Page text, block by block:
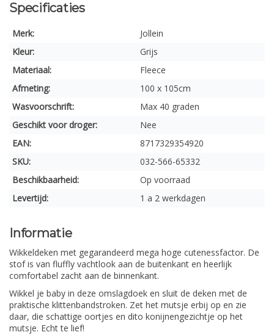
Specificaties
Merk:
Jollein
Kleur:
Grijs
Materiaal:
Fleece
Afmeting:
100 x 105cm
Wasvoorschrift:
Max 40 graden
Geschikt voor droger:
Nee
EAN:
8717329354920
SKU:
032-566-65332
Beschikbaarheid:
Op voorraad
Levertijd:
1 a 2 werkdagen
Informatie
Wikkeldeken met gegarandeerd mega hoge cutenessfactor. De
stof is van fluffly vachtlook aan de buitenkant en heerlijk
comfortabel zacht aan de binnenkant.
Wikkel je baby in deze omslagdoek en sluit de deken met de
praktische klittenbandstroken. Zet het mutsje erbij op en zie
daar, die schattige oortjes en dito konijnengezichtje op het
mutsje. Echt te lief!